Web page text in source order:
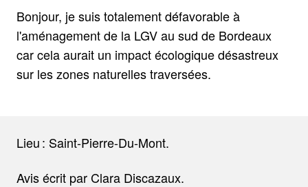
Bonjour, je suis totalement défavorable à
l'aménagement de la LGV au sud de Bordeaux
car cela aurait un impact écologique désastreux
sur les zones naturelles traversées.
Lieu : Saint-Pierre-Du-Mont.
Avis écrit par Clara Discazaux.